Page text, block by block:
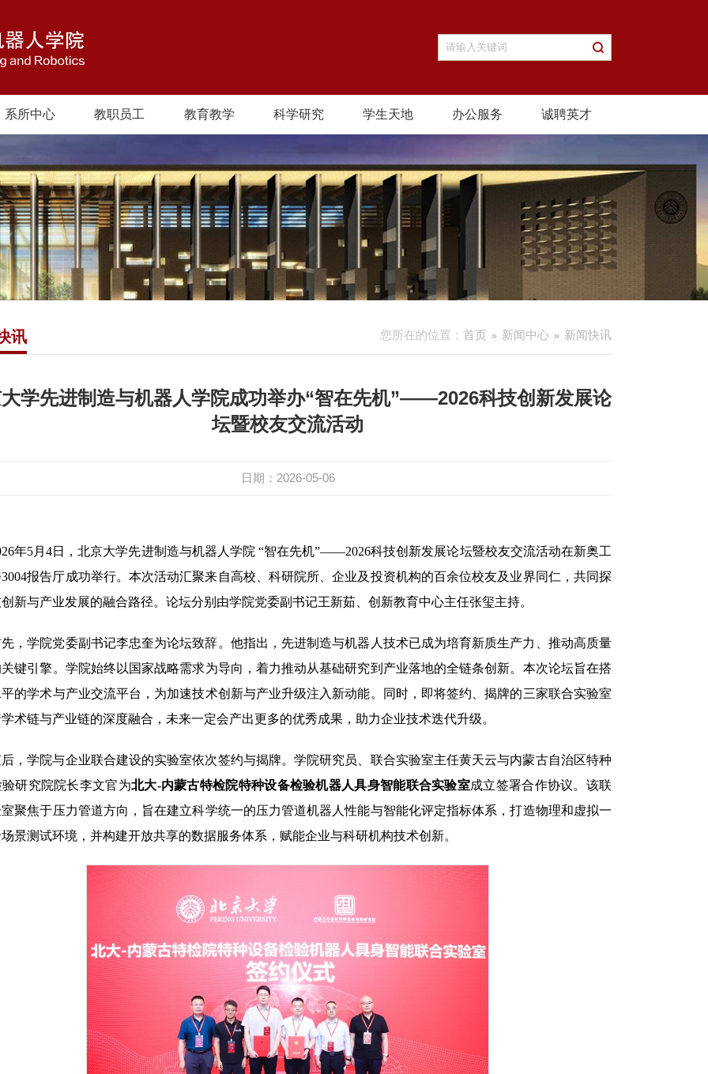
系所中心 教职员工 教育教学 科学研究 学生天地 办公服务 诚聘英才
您所在的位置： 首页 新闻中心 新闻快讯
讯
学先进制造与机器人学院成功举办“智在先机”——2026科技创新发展论
坛暨校友交流活动
日期：2026-05-06
年5月4日，北京大学先进制造与机器人学院 “智在先机”——2026科技创新发展论坛暨校友交流活动在新奥工
报告厅成功举行。本次活动汇聚来自高校、科研院所、企业及投资机构的百余位校友及业界同仁，共同探
新与产业发展的融合路径。论坛分别由学院党委副书记王新茹、创新教育中心主任张玺主持。
，学院党委副书记李忠奎为论坛致辞。他指出，先进制造与机器人技术已成为培育新质生产力、推动高质量
键引擎。学院始终以国家战略需求为导向，着力推动从基础研究到产业落地的全链条创新。本次论坛旨在搭
的学术与产业交流平台，为加速技术创新与产业升级注入新动能。同时，即将签约、揭牌的三家联合实验室
术链与产业链的深度融合，未来一定会产出更多的优秀成果，助力企业技术迭代升级。
后，学院与企业联合建设的实验室依次签约与揭牌。学院研究员、联合实验室主任黄天云与内蒙古自治区特种
研究院院长李文官为北大-内蒙古特检院特种设备检验机器人具身智能联合实验室成立签署合作协议。该联
聚焦于压力管道方向，旨在建立科学统一的压力管道机器人性能与智能化评定指标体系，打造物理和虚拟一
景测试环境，并构建开放共享的数据服务体系，赋能企业与科研机构技术创新。